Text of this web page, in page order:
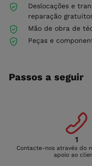
Deslocações e
reparação
Mão de obra de
Peças e
Passos a seguir
1
Contacte-nos através do
apoio ao